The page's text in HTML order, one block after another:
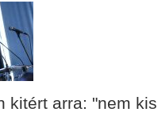
kitért arra: "nem